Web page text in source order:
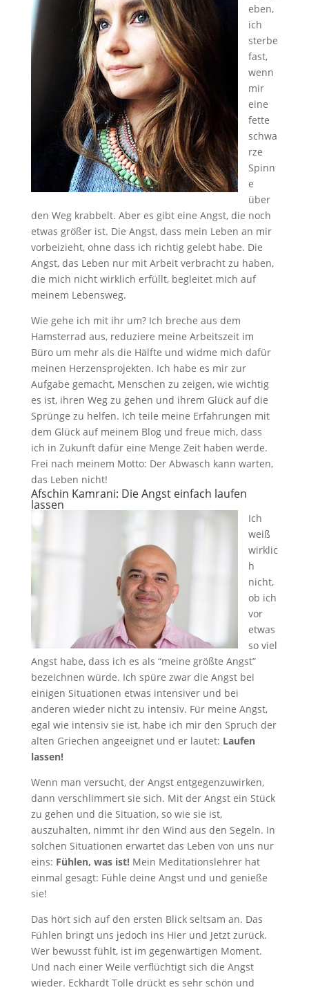
eben,
ich
sterbe
fast,
wenn
mir
eine
fette
schwa
rze
Spinn
e
über
den Weg krabbelt. Aber es gibt eine Angst, die noch
etwas größer ist. Die Angst, dass mein Leben an mir
vorbeizieht, ohne dass ich richtig gelebt habe. Die
Angst, das Leben nur mit Arbeit verbracht zu haben,
die mich nicht wirklich erfüllt, begleitet mich auf
meinem Lebensweg.
Wie gehe ich mit ihr um? Ich breche aus dem
Hamsterrad aus, reduziere meine Arbeitszeit im
Büro um mehr als die Hälfte und widme mich dafür
meinen Herzensprojekten. Ich habe es mir zur
Aufgabe gemacht, Menschen zu zeigen, wie wichtig
es ist, ihren Weg zu gehen und ihrem Glück auf die
Sprünge zu helfen. Ich teile meine Erfahrungen mit
dem Glück auf meinem Blog und freue mich, dass
ich in Zukunft dafür eine Menge Zeit haben werde.
Frei nach meinem Motto: Der Abwasch kann warten,
das Leben nicht!
Afschin Kamrani: Die Angst einfach laufen
lassen
Ich
weiß
wirklic
h
nicht,
ob ich
vor
etwas
so viel
Angst habe, dass ich es als “meine größte Angst”
bezeichnen würde. Ich spüre zwar die Angst bei
einigen Situationen etwas intensiver und bei
anderen wieder nicht zu intensiv. Für meine Angst,
egal wie intensiv sie ist, habe ich mir den Spruch der
alten Griechen angeeignet und er lautet: Laufen
lassen!
Wenn man versucht, der Angst entgegenzuwirken,
dann verschlimmert sie sich. Mit der Angst ein Stück
zu gehen und die Situation, so wie sie ist,
auszuhalten, nimmt ihr den Wind aus den Segeln. In
solchen Situationen erwartet das Leben von uns nur
eins: Fühlen, was ist! Mein Meditationslehrer hat
einmal gesagt: Fühle deine Angst und und genieße
sie!
Das hört sich auf den ersten Blick seltsam an. Das
Fühlen bringt uns jedoch ins Hier und Jetzt zurück.
Wer bewusst fühlt, ist im gegenwärtigen Moment.
Und nach einer Weile verflüchtigt sich die Angst
wieder. Eckhardt Tolle drückt es sehr schön und